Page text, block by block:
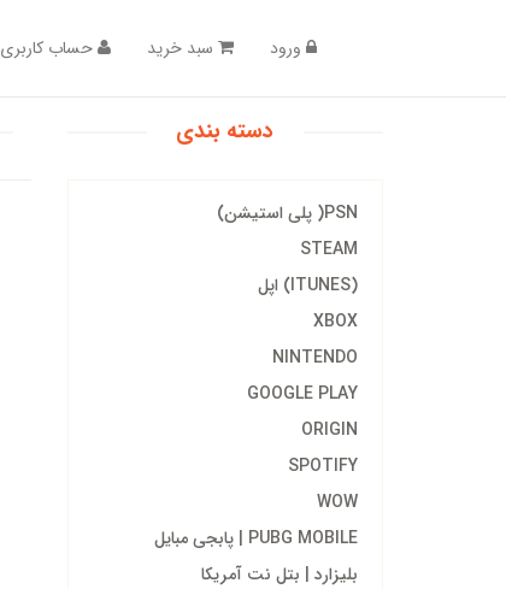
حساب کاربری سبد خرید ورود
دسته بندی
PSN( پلی استیشن)
STEAM
(ITUNES) اپل
XBOX
NINTENDO
GOOGLE PLAY
ORIGIN
SPOTIFY
WOW
PUBG MOBILE | پابجی مبایل
بلیزارد | بتل نت آمریکا